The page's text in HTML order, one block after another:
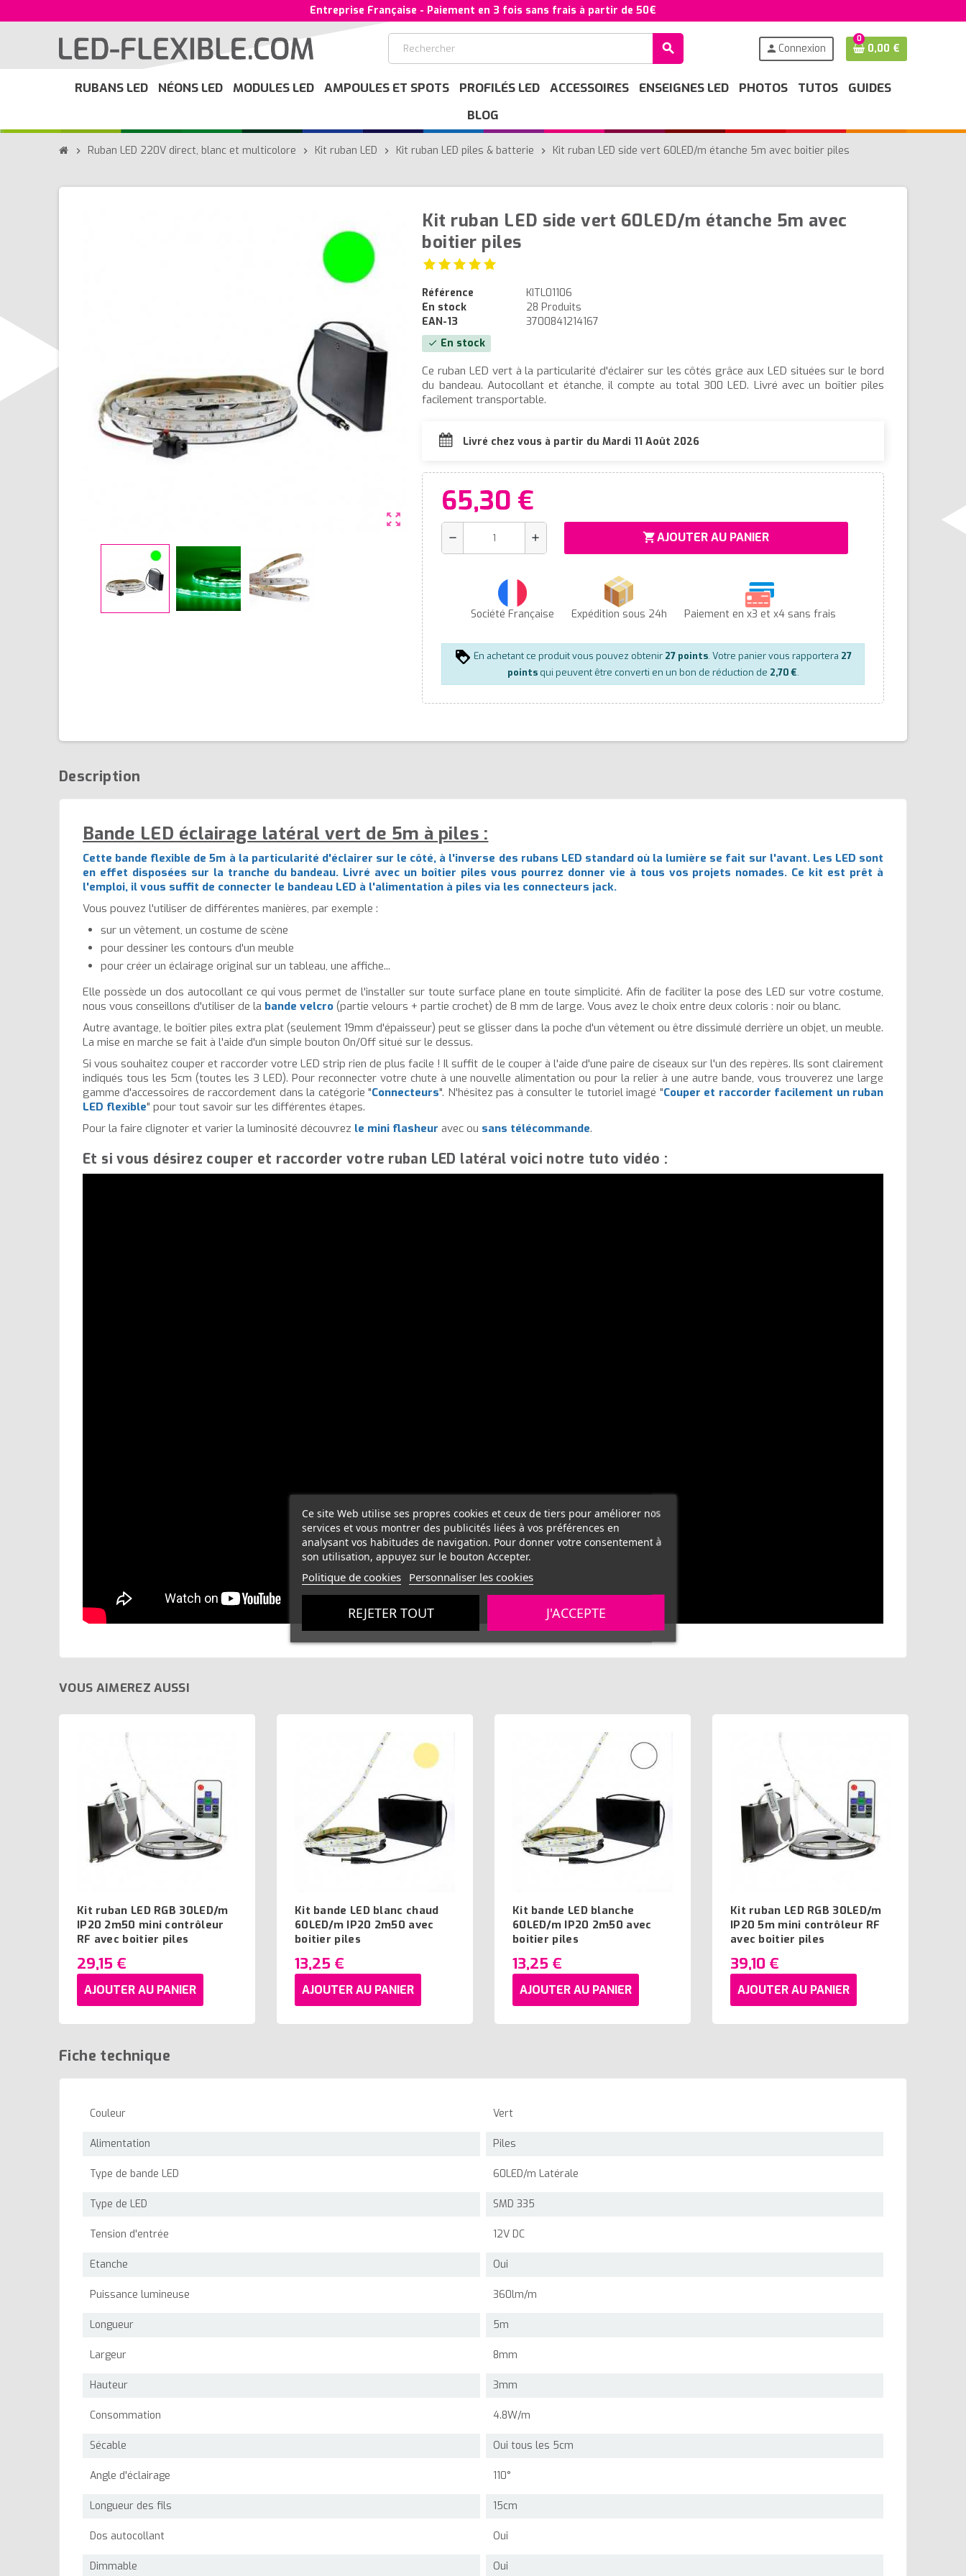
Entreprise Française - Paiement en 3 fois sans frais à partir de 50€
search person Connexion
0
0,00 €
RUBANS LED NÉONS LED MODULES LED AMPOULES ET SPOTS PROFILÉS LED ACCESSOIRES ENSEIGNES LED PHOTOS TUTOS
GUIDES
BLOG
chevron_right Ruban LED 220V direct, blanc et multicolore chevron_right Kit ruban LED chevron_right Kit ruban LED piles & batterie chevron_right Kit ruban LED side vert 60LED/m étanche 5m avec boitier piles
zoom_out_map
Kit ruban LED side vert 60LED/m étanche 5m avec
boitier piles
Référence
KITL01106
En stock
28 Produits
EAN-13
3700841214167
check En stock
Ce ruban LED vert à la particularité d'éclairer sur les côtés grâce aux LED situées sur le bord
du bandeau. Autocollant et étanche, il compte au total 300 LED. Livré avec un boîtier piles
facilement transportable.
Livré chez vous à partir du Mardi 11 Août 2026
65,30 €
remove add shopping_cartAJOUTER AU PANIER
Société Française Expédition sous 24h Paiement en x3 et x4 sans frais
En achetant ce produit vous pouvez obtenir 27 points. Votre panier vous rapportera 27
pointsqui peuvent être converti en un bon de réduction de 2,70 €.
Description
Bande LED éclairage latéral vert de 5m à piles :
Cette bande flexible de 5m à la particularité d'éclairer sur le côté, à l'inverse des rubans LED standard où la lumière se fait sur l'avant. Les LED sont
en effet disposées sur la tranche du bandeau. Livré avec un boîtier piles vous pourrez donner vie à tous vos projets nomades. Ce kit est prêt à
l'emploi, il vous suffit de connecter le bandeau LED à l'alimentation à piles via les connecteurs jack.
Vous pouvez l'utiliser de différentes manières, par exemple :
sur un vêtement, un costume de scène
pour dessiner les contours d'un meuble
pour créer un éclairage original sur un tableau, une affiche...
Elle possède un dos autocollant ce qui vous permet de l'installer sur toute surface plane en toute simplicité. Afin de faciliter la pose des LED sur votre costume,
nous vous conseillons d'utiliser de la bande velcro (partie velours + partie crochet) de 8 mm de large. Vous avez le choix entre deux coloris : noir ou blanc.
Autre avantage, le boîtier piles extra plat (seulement 19mm d'épaisseur) peut se glisser dans la poche d'un vêtement ou être dissimulé derrière un objet, un meuble.
La mise en marche se fait à l'aide d'un simple bouton On/Off situé sur le dessus.
Si vous souhaitez couper et raccorder votre LED strip rien de plus facile ! Il suffit de le couper à l'aide d'une paire de ciseaux sur l'un des repères. Ils sont clairement
indiqués tous les 5cm (toutes les 3 LED). Pour reconnecter votre chute à une nouvelle alimentation ou pour la relier à une autre bande, vous trouverez une large
gamme d'accessoires de raccordement dans la catégorie "Connecteurs". N'hésitez pas à consulter le tutoriel imagé "Couper et raccorder facilement un ruban
LED flexible" pour tout savoir sur les différentes étapes.
Pour la faire clignoter et varier la luminosité découvrez le mini flasheur avec ou sans télécommande.
Et si vous désirez couper et raccorder votre ruban LED latéral voici notre tuto vidéo :
VOUS AIMEREZ AUSSI
Kit ruban LED RGB 30LED/m
IP20 2m50 mini contrôleur
RF avec boitier piles
29,15 €
AJOUTER AU PANIER
Kit bande LED blanc chaud
60LED/m IP20 2m50 avec
boitier piles
13,25 €
AJOUTER AU PANIER
Kit bande LED blanche
60LED/m IP20 2m50 avec
boitier piles
13,25 €
AJOUTER AU PANIER
Kit ruban LED RGB 30LED/m
IP20 5m mini contrôleur RF
avec boitier piles
39,10 €
AJOUTER AU PANIER
Fiche technique
Couleur Vert
Alimentation Piles
Type de bande LED 60LED/m Latérale
Type de LED SMD 335
Tension d'entrée 12V DC
Etanche Oui
Puissance lumineuse 360lm/m
Longueur 5m
Largeur 8mm
Hauteur 3mm
Consommation 4.8W/m
Sécable Oui tous les 5cm
Angle d'éclairage 110°
Longueur des fils 15cm
Dos autocollant Oui
Dimmable Oui
Ce site Web utilise ses propres cookies et ceux de tiers pour améliorer nos
services et vous montrer des publicités liées à vos préférences en
analysant vos habitudes de navigation. Pour donner votre consentement à
son utilisation, appuyez sur le bouton Accepter.
Politique de cookies Personnaliser les cookies
REJETER TOUT J'ACCEPTE